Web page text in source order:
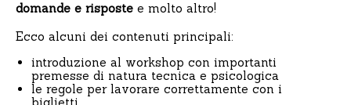
domande e risposte e molto altro!
Ecco alcuni dei contenuti principali:
introduzione al workshop con importanti
premesse di natura tecnica e psicologica
le regole per lavorare correttamente con i